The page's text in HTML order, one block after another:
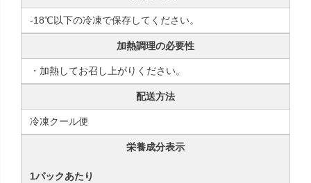
-18℃以下の冷凍で保存してください。
加熱調理の必要性
・加熱してお召し上がりください。
配送方法
冷凍クール便
栄養成分表示
1パックあたり